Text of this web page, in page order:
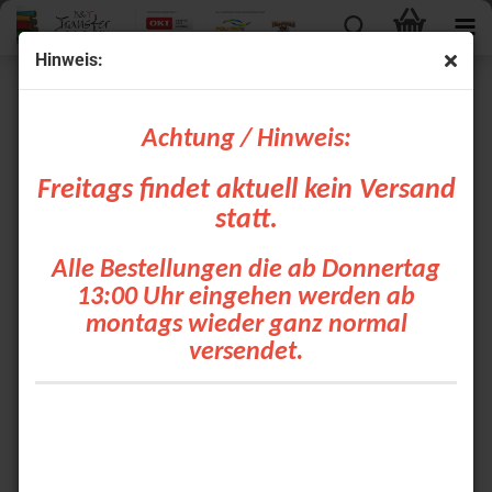
Hinweis:
Achtung / Hinweis:
Freitags findet aktuell kein Versand
statt.
Alle Bestellungen die ab Donnertag
13:00 Uhr eingehen werden ab
montags wieder ganz normal
versendet.
Beschreibung
Für brillante und farbintensive kurz- und mittelfristige
Werbemaßnahmen in Außenbereich. Die
blasenfreies Verkleben, insbesondere von großformatigen
Motiven.
Weich-PVC-Folie (0,1 mm)
Weiß in glänzend und matt
Für kurz- und mittelfristige Außenwerbung
Polyacrylat, permanent haftend, grau
DIN EN 13501-1